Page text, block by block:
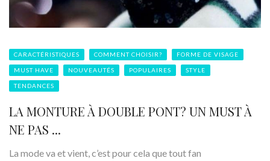
CARACTÉRISTIQUES COMMENT CHOISIR? FORME DE VISAGE
MUST HAVE NOUVEAUTÉS POPULAIRES STYLE
TENDANCES
LA MONTURE À DOUBLE PONT? UN MUST À
NE PAS ...
La mode va et vient, c’est pour cela que tout fan